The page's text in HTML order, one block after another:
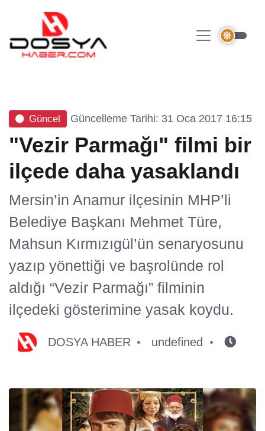
Güncel Güncelleme Tarihi: 31 Oca 2017 16:15
"Vezir Parmağı" filmi bir
ilçede daha yasaklandı
Mersin’in Anamur ilçesinin MHP’li
Belediye Başkanı Mehmet Türe,
Mahsun Kırmızıgül’ün senaryosunu
yazıp yönettiği ve başrolünde rol
aldığı “Vezir Parmağı” filminin
ilçedeki gösterimine yasak koydu.
DOSYA HABER undefined